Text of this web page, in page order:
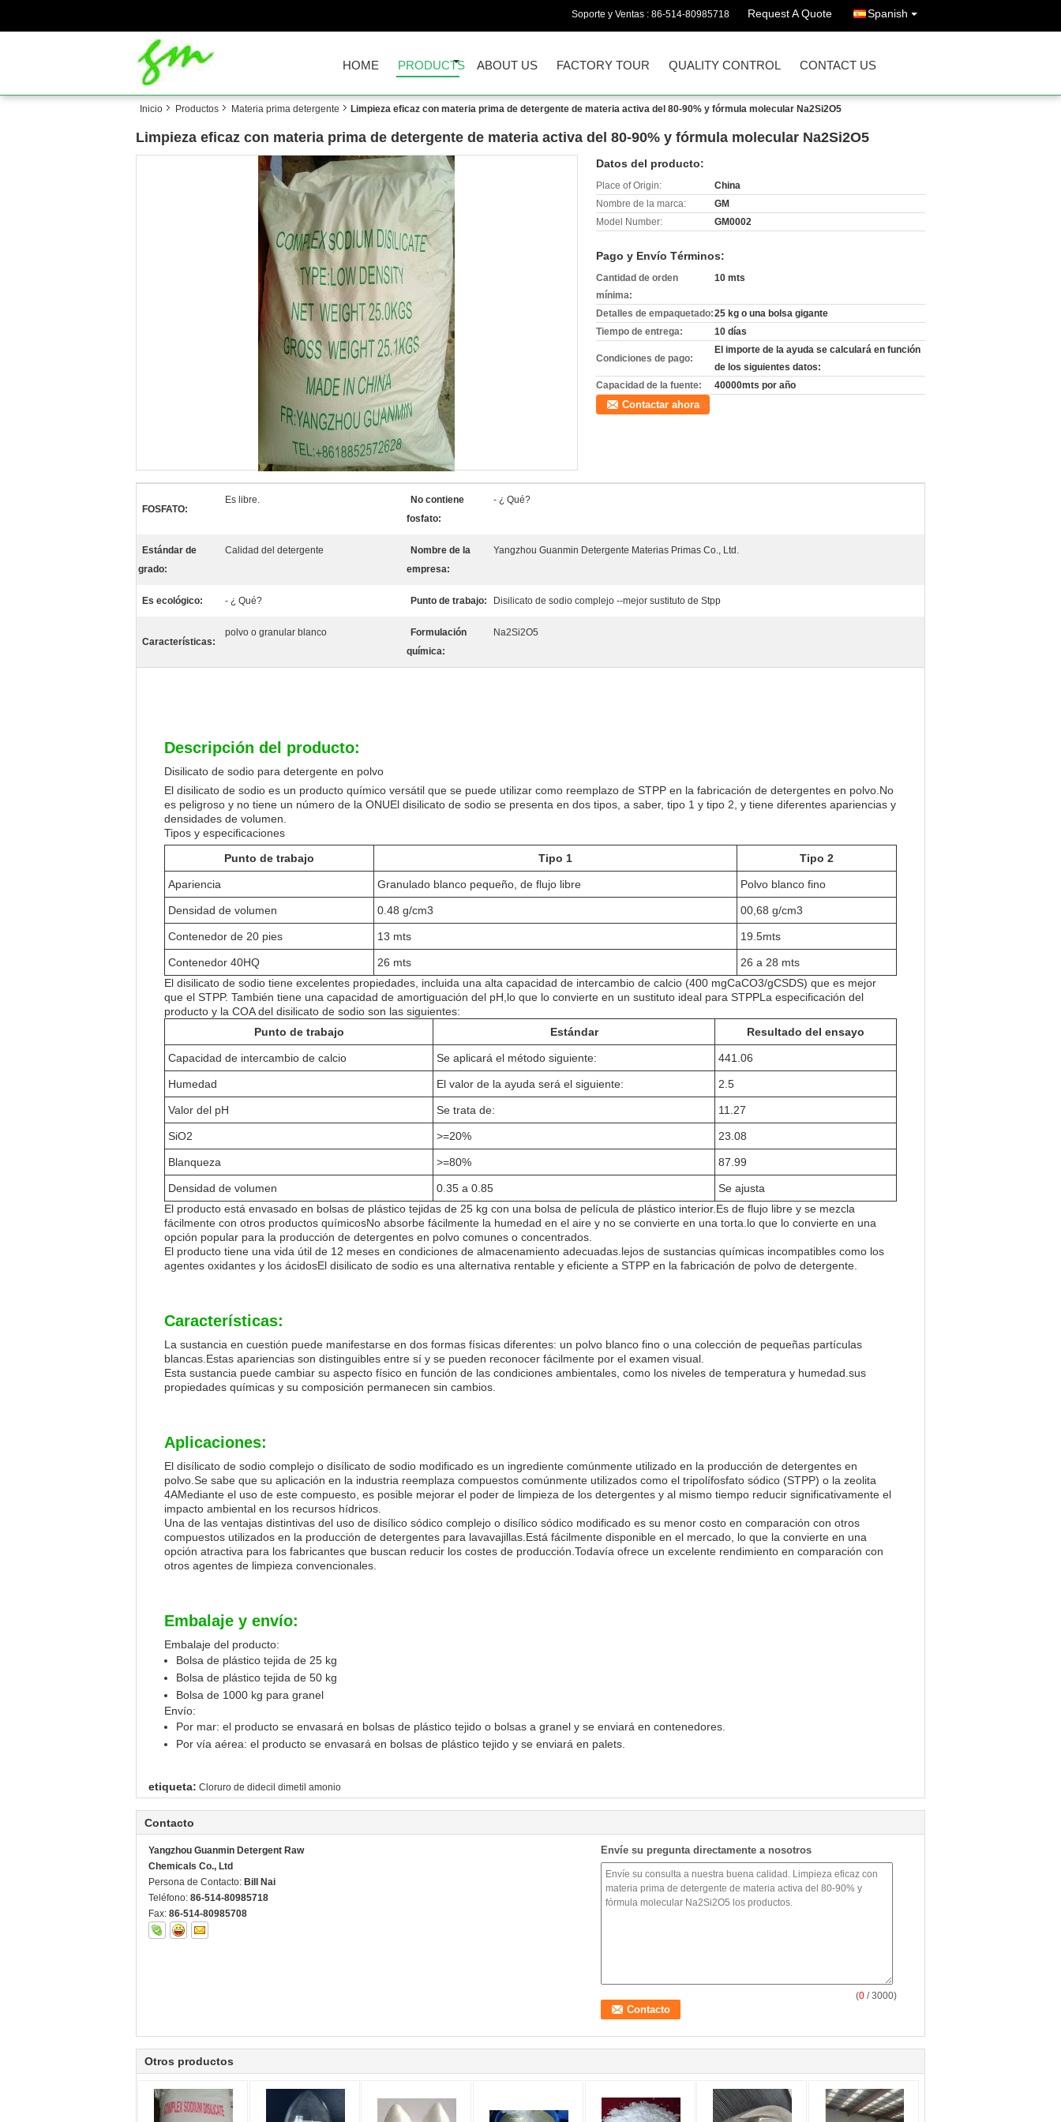
Soporte y Ventas : 86-514-80985718 Request A Quote Spanish
HOME PRODUCTS ABOUT US FACTORY TOUR QUALITY CONTROL CONTACT US
Inicio Productos Materia prima detergente Limpieza eficaz con materia prima de detergente de materia activa del 80-90% y fórmula molecular Na2Si2O5
Limpieza eficaz con materia prima de detergente de materia activa del 80-90% y fórmula molecular Na2Si2O5
Datos del producto:
Place of Origin:
China
Nombre de la marca:
GM
Model Number:
GM0002
Pago y Envío Términos:
Cantidad de orden
mínima:
10 mts
Detalles de empaquetado:25 kg o una bolsa gigante
Tiempo de entrega:
10 días
Condiciones de pago:
El importe de la ayuda se calculará en función
de los siguientes datos:
Capacidad de la fuente:
40000mts por año
Contactar ahora
FOSFATO:
Es libre.
No contiene
fosfato:
- ¿ Qué?
Estándar de
grado:
Calidad del detergente
Nombre de la
empresa:
Yangzhou Guanmin Detergente Materias Primas Co., Ltd.
Es ecológico: - ¿ Qué? Punto de trabajo: Disilicato de sodio complejo --mejor sustituto de Stpp
Características:
polvo o granular blanco
Formulación
química:
Na2Si2O5
Descripción del producto:
Disilicato de sodio para detergente en polvo
El disilicato de sodio es un producto químico versátil que se puede utilizar como reemplazo de STPP en la fabricación de detergentes en polvo.No
es peligroso y no tiene un número de la ONUEl disilicato de sodio se presenta en dos tipos, a saber, tipo 1 y tipo 2, y tiene diferentes apariencias y
densidades de volumen.
Tipos y especificaciones
Punto de trabajo
Tipo 1 Tipo 2
Apariencia Granulado blanco pequeño, de flujo libre Polvo blanco fino
Densidad de volumen 0.48 g/cm3 00,68 g/cm3
Contenedor de 20 pies 13 mts 19.5mts
Contenedor 40HQ 26 mts
26 a 28 mts
El disilicato de sodio tiene excelentes propiedades, incluida una alta capacidad de intercambio de calcio (400 mgCaCO3/gCSDS) que es mejor
que el STPP. También tiene una capacidad de amortiguación del pH,lo que lo convierte en un sustituto ideal para STPPLa especificación del
producto y la COA del disilicato de sodio son las siguientes:
Punto de trabajo
Estándar Resultado del ensayo
Capacidad de intercambio de calcio Se aplicará el método siguiente: 441.06
Humedad El valor de la ayuda será el siguiente: 2.5
Valor del pH Se trata de: 11.27
SiO2 >=20% 23.08
Blanqueza >=80% 87.99
Densidad de volumen 0.35 a 0.85
Se ajusta
El producto está envasado en bolsas de plástico tejidas de 25 kg con una bolsa de película de plástico interior.Es de flujo libre y se mezcla
fácilmente con otros productos químicosNo absorbe fácilmente la humedad en el aire y no se convierte en una torta.lo que lo convierte en una
opción popular para la producción de detergentes en polvo comunes o concentrados.
El producto tiene una vida útil de 12 meses en condiciones de almacenamiento adecuadas.lejos de sustancias químicas incompatibles como los
agentes oxidantes y los ácidosEl disilicato de sodio es una alternativa rentable y eficiente a STPP en la fabricación de polvo de detergente.
Características:
La sustancia en cuestión puede manifestarse en dos formas físicas diferentes: un polvo blanco fino o una colección de pequeñas partículas
blancas.Estas apariencias son distinguibles entre sí y se pueden reconocer fácilmente por el examen visual.
Esta sustancia puede cambiar su aspecto físico en función de las condiciones ambientales, como los niveles de temperatura y humedad.sus
propiedades químicas y su composición permanecen sin cambios.
Aplicaciones:
El disílicato de sodio complejo o disílicato de sodio modificado es un ingrediente comúnmente utilizado en la producción de detergentes en
polvo.Se sabe que su aplicación en la industria reemplaza compuestos comúnmente utilizados como el tripolífosfato sódico (STPP) o la zeolita
4AMediante el uso de este compuesto, es posible mejorar el poder de limpieza de los detergentes y al mismo tiempo reducir significativamente el
impacto ambiental en los recursos hídricos.
Una de las ventajas distintivas del uso de disílico sódico complejo o disílico sódico modificado es su menor costo en comparación con otros
compuestos utilizados en la producción de detergentes para lavavajillas.Está fácilmente disponible en el mercado, lo que la convierte en una
opción atractiva para los fabricantes que buscan reducir los costes de producción.Todavía ofrece un excelente rendimiento en comparación con
otros agentes de limpieza convencionales.
Embalaje y envío:
Embalaje del producto:
Bolsa de plástico tejida de 25 kg
Bolsa de plástico tejida de 50 kg
Bolsa de 1000 kg para granel
Envío:
Por mar: el producto se envasará en bolsas de plástico tejido o bolsas a granel y se enviará en contenedores.
Por vía aérea: el producto se envasará en bolsas de plástico tejido y se enviará en palets.
etiqueta: Cloruro de didecil dimetil amonio
Contacto
Yangzhou Guanmin Detergent Raw
Chemicals Co., Ltd
Persona de Contacto: Bill Nai
Teléfono: 86-514-80985718
Fax: 86-514-80985708
Envíe su pregunta directamente a nosotros
(0 / 3000)
Otros productos